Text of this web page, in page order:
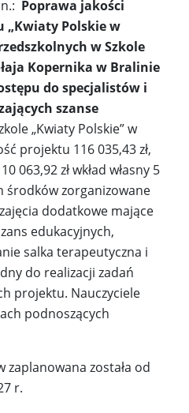
Poprawa jakości
„Kwiaty Polskie w
w Szkole
Kopernika w Bralinie
do specjalistów i
szanse
„Kwiaty Polskie” w
projektu 116 035,43 zł,
063,92 zł wkład własny 5
środków zorganizowane
dodatkowe mające
edukacyjnych,
salka terapeutyczna i
do realizacji zadań
projektu. Nauczyciele
podnoszących
zaplanowana została od
r.